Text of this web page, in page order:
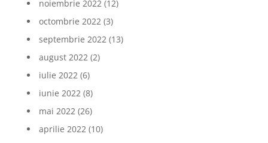
noiembrie 2022 (12)
octombrie 2022 (3)
septembrie 2022 (13)
august 2022 (2)
iulie 2022 (6)
iunie 2022 (8)
mai 2022 (26)
aprilie 2022 (10)